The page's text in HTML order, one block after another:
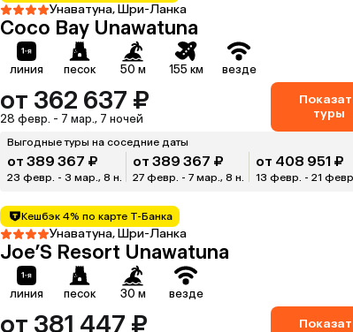
Унаватуна, Шри-Ланка
Coco Bay Unawatuna
линия песок 50 м 155 км везде
от 362 637 ₽
28 февр. - 7 мар., 7 ночей
туры
Выгодные туры на соседние даты
от 389 367 ₽
23 февр. - 3 мар., 8 н.
от 389 367 ₽
27 февр. - 7 мар., 8 н.
от 408 951 ₽
13 февр. - 21
Кешбэк 4% по карте Т-Банка
Унаватуна, Шри-Ланка
Joe’S Resort Unawatuna
линия песок 30 м везде
от 381 447 ₽